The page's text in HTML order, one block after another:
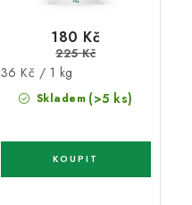
Skladem (>5 ks)
180 Kč
225 Kč
Měrná
cena:
36 Kč / 1 kg